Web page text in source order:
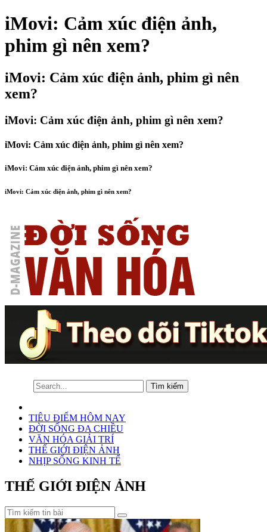
iMovi: Cảm xúc điện ảnh,
phim gì nên xem?
iMovi: Cảm xúc điện ảnh, phim gì nên
xem?
iMovi: Cảm xúc điện ảnh, phim gì nên xem?
iMovi: Cảm xúc điện ảnh, phim gì nên xem?
iMovi: Cảm xúc điện ảnh, phim gì nên xem?
iMovi: Cảm xúc điện ảnh, phim gì nên xem?
TIÊU ĐIỂM HÔM NAY
ĐỜI SỐNG ĐA CHIỀU
VĂN HÓA GIẢI TRÍ
THẾ GIỚI ĐIỆN ẢNH
NHỊP SỐNG KINH TẾ
THẾ GIỚI ĐIỆN ẢNH